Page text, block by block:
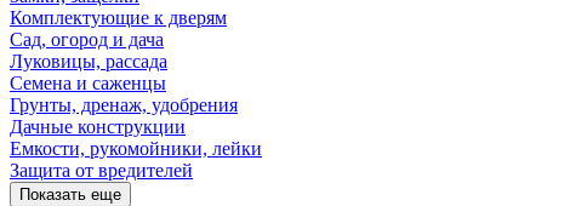
Комплектующие к дверям
Сад, огород и дача
Луковицы, рассада
Семена и саженцы
Грунты, дренаж, удобрения
Дачные конструкции
Емкости, рукомойники, лейки
Защита от вредителей
Показать еще